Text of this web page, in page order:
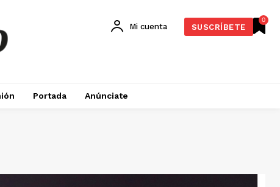
0
Mi cuenta SUSCRÍBETE
Portada Anúnciate